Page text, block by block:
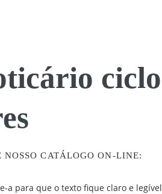
ciclo
CATÁLOGO ON-LINE:
a para que o texto fique claro e